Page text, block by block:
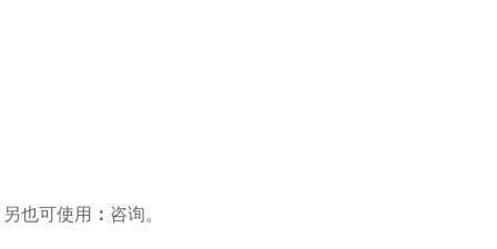
也可使用 ： 咨询。